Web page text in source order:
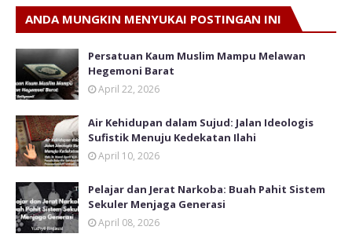
ANDA MUNGKIN MENYUKAI POSTINGAN INI
Persatuan Kaum Muslim Mampu Melawan
Hegemoni Barat
April 22, 2026
Air Kehidupan dalam Sujud: Jalan Ideologis
Sufistik Menuju Kedekatan Ilahi
April 10, 2026
Pelajar dan Jerat Narkoba: Buah Pahit Sistem
Sekuler Menjaga Generasi
April 08, 2026